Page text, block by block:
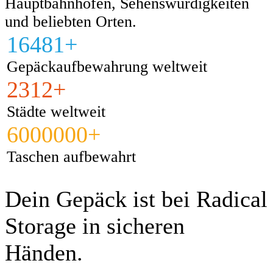
und beliebten Orten.
16481+
Gepäckaufbewahrung weltweit
2312+
Städte weltweit
6000000+
Taschen aufbewahrt
Dein Gepäck ist bei Radical
Storage in sicheren
Händen.